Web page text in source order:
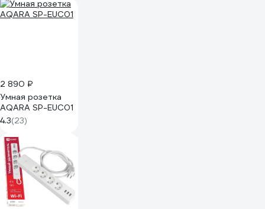
2 890 ₽
Умная розетка
AQARA SP-EUC01
4.3(23)